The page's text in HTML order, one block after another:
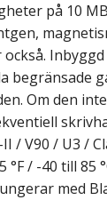
på 10
Inbyggd
Om den
/ V90 / U3 /
°F / -40 till
med